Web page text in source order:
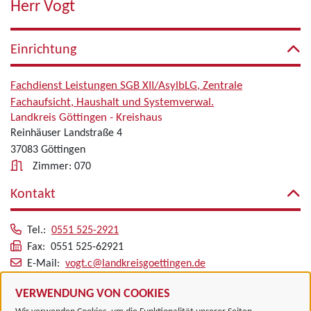
VERWENDUNG VON COOKIES
Herr Vogt
Einrichtung
Fachdienst Leistungen SGB XII/AsylbLG, Zentrale
Fachaufsicht, Haushalt und Systemverwal.
Landkreis Göttingen - Kreishaus
Reinhäuser Landstraße 4
37083 Göttingen
Zimmer: 070
Kontakt
Tel.: 0551 525-2921
Fax: 0551 525-62921
E-Mail: vogt.c@landkreisgoettingen.de
Alle zugeordneten Einrichtungen